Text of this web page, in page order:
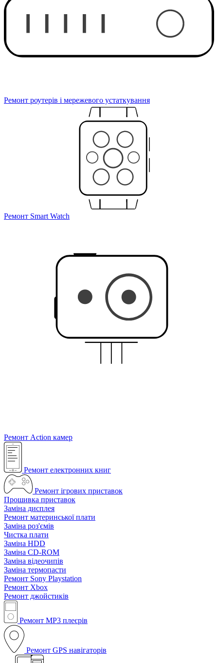
Ремонт роутерів і мережевого устаткування
Ремонт Smart Watch
Ремонт Action камер
Ремонт електронних книг
Ремонт ігрових приставок
Прошивка приставок
Заміна дисплея
Ремонт материнської плати
Заміна роз'ємів
Чистка плати
Заміна HDD
Заміна CD-ROM
Заміна відеочипів
Заміна термопасти
Ремонт Sony Playstation
Ремонт Xbox
Ремонт джойстиків
Ремонт MP3 плеєрів
Ремонт GPS навігаторів